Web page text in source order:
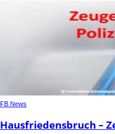
FB News
Hausfriedensbruch –